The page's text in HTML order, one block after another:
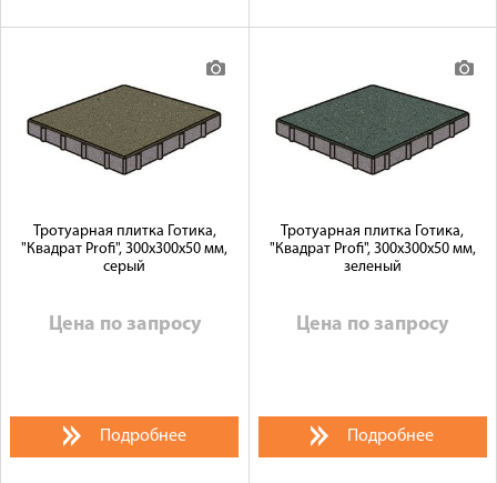
Тротуарная плитка Готика,
"Квадрат Profi", 300x300x50 мм,
серый
Цена по запросу
Подробнее
Тротуарная плитка Готика,
"Квадрат Profi", 300x300x50 мм,
зеленый
Цена по запросу
Подробнее